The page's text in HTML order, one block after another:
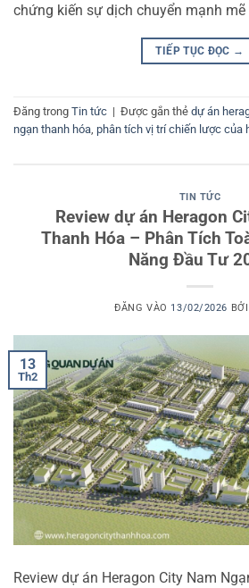
chứng kiến sự dịch chuyển mạnh mẽ
TIẾP TỤC ĐỌC →
Đăng trong Tin tức | Được gắn thẻ dự án
ngạn thanh hóa phân tích vị trí chiến lược của
TIN TỨC
Review dự án Heragon
Thanh Hóa – Phân Tích
Năng Đầu Tư
ĐĂNG VÀO 13/02/2026 BỞI
13
Th2
Review dự án Heragon City Nam